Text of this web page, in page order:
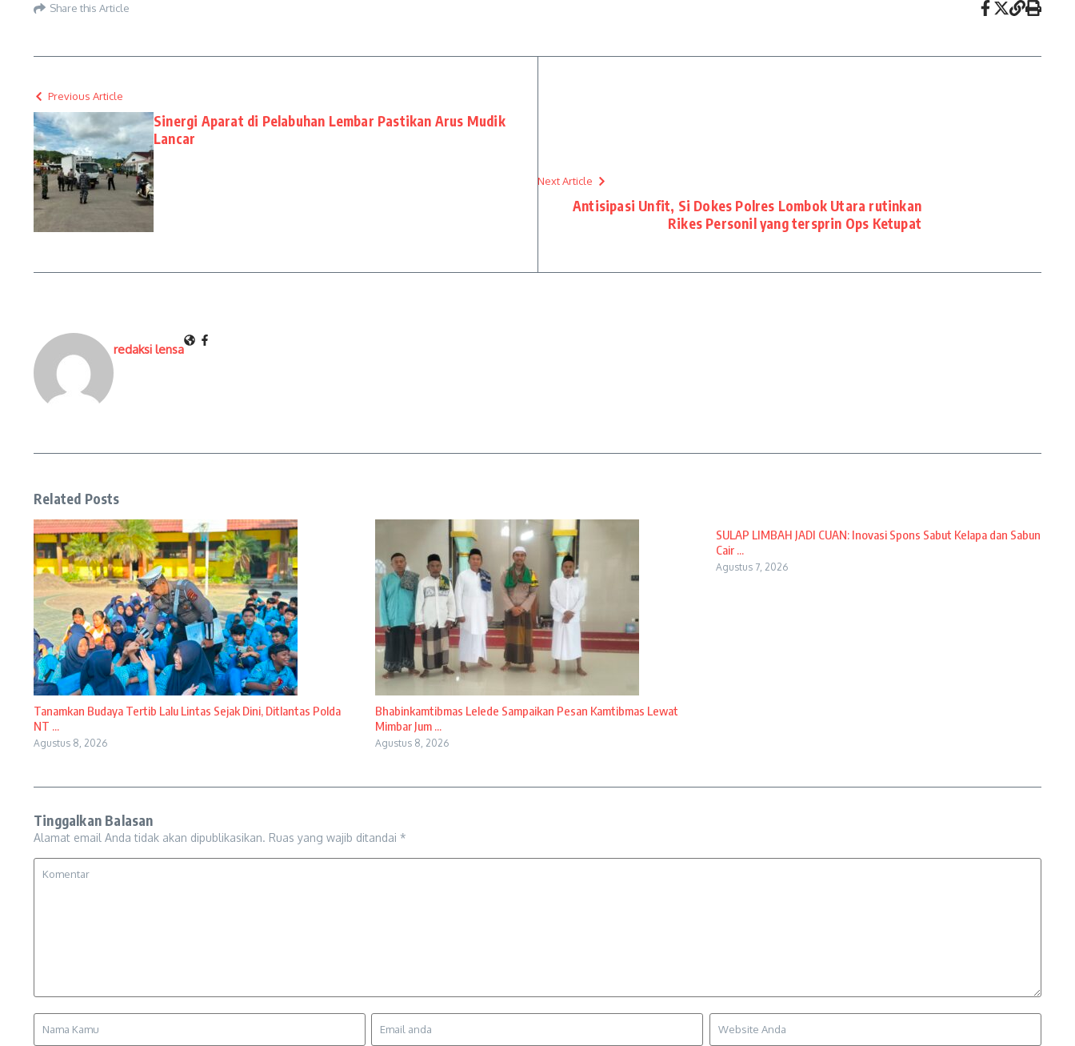
Share this Article
Previous Article
Sinergi Aparat di Pelabuhan Lembar Pastikan Arus Mudik
Lancar
Next Article
Antisipasi Unfit, Si Dokes Polres Lombok Utara rutinkan
Rikes Personil yang tersprin Ops Ketupat
redaksi lensa
Related Posts
Tanamkan Budaya Tertib Lalu Lintas Sejak Dini, Ditlantas Polda
NT ...
Agustus 8, 2026
Bhabinkamtibmas Lelede Sampaikan Pesan Kamtibmas Lewat
Mimbar Jum ...
Agustus 8, 2026
SULAP LIMBAH JADI CUAN: Inovasi Spons Sabut Kelapa dan Sabun
Cair ...
Agustus 7, 2026
Tinggalkan Balasan
Alamat email Anda tidak akan dipublikasikan. Ruas yang wajib ditandai *